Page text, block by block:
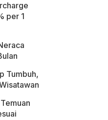
per 1
Tumbuh,